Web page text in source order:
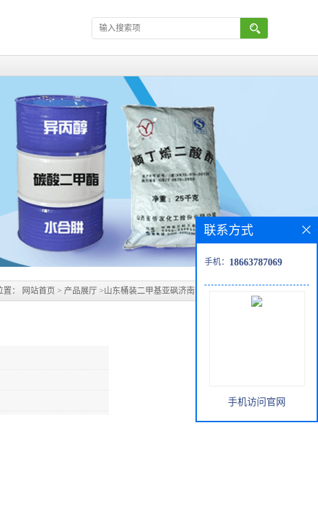
： 网站首页 > 产品展厅 >山东桶装二甲基亚砜济南澳辰化工优势出售
联系方式
手机： 18663787069
手机访问官网